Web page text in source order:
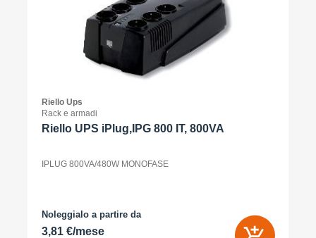
Riello Ups
Rack e armadi
Riello UPS iPlug,IPG 800 IT, 800VA
IPLUG 800VA/480W MONOFASE
Noleggialo a partire da
3,81 €/mese